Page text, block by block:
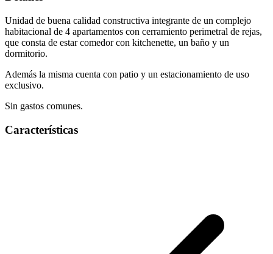
Unidad de buena calidad constructiva integrante de un complejo
habitacional de 4 apartamentos con cerramiento perimetral de rejas,
que consta de estar comedor con kitchenette, un baño y un
dormitorio.
Además la misma cuenta con patio y un estacionamiento de uso
exclusivo.
Sin gastos comunes.
Características